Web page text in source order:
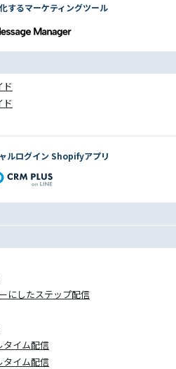
するマーケティングツール
ルログイン Shopifyアプリ
にしたステップ配信
イム配信
イム配信